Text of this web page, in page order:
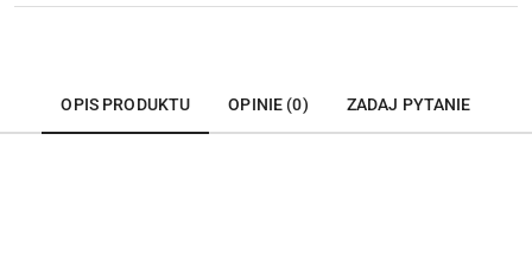
OPIS PRODUKTU OPINIE (0) ZADAJ PYTANIE